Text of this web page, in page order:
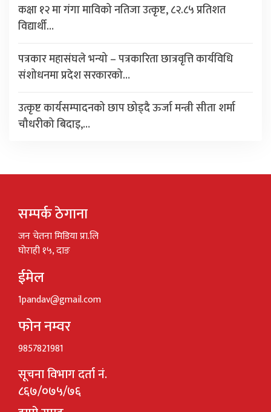
कक्षा १२ मा गंगा माविको नतिजा उत्कृष्ट, ८२.८५ प्रतिशत
विद्यार्थी…
पत्रकार महासंघले भन्यो – पत्रकारिता छात्रवृत्ति कार्यविधि
संशोधनमा प्रदेश सरकारको…
उत्कृष्ट कार्यसम्पादनको छाप छोड्दै ऊर्जा मन्त्री सीता शर्मा
चौधरीको बिदाइ,…
सम्पर्क ठेगाना
जन चेतना मिडिया प्रा.लि
घोराही १५, दाङ
ईमेल
1pandav@gmail.com
फोन नम्वर
9857821981
सूचना विभाग दर्ता नं.
८६७/०७५/७६